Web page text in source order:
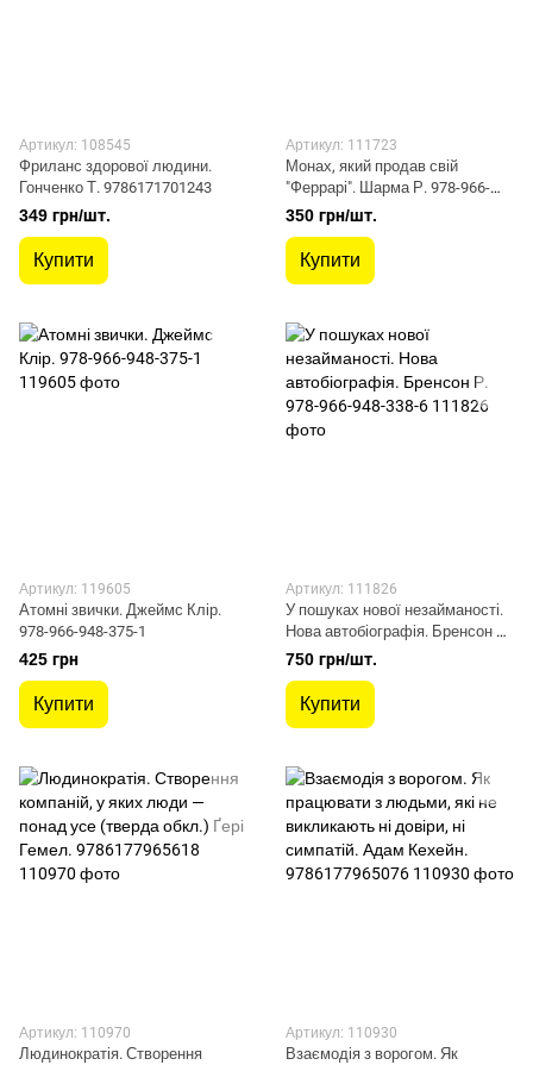
Артикул: 108545
Фриланс здорової людини.
Гонченко Т. 9786171701243
349 грн/шт.
Купити
Артикул: 111723
Монах, який продав свій
"Феррарі". Шарма Р. 978-966-
948-671-4
350 грн/шт.
Купити
Артикул: 119605
Атомні звички. Джеймс Клір.
978-966-948-375-1
425 грн
Купити
Артикул: 111826
У пошуках нової незайманості.
Нова автобіографія. Бренсон Р.
978-966-948-338-6
750 грн/шт.
Купити
Артикул: 110970
Людинократія. Створення
Артикул: 110930
Взаємодія з ворогом. Як